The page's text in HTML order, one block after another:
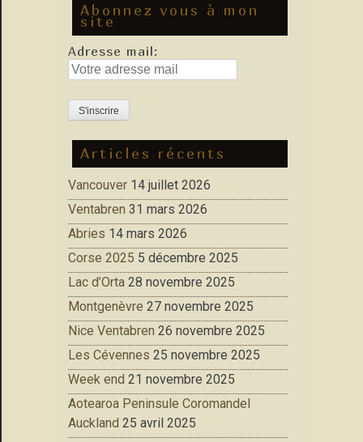
Abonnez vous à mon
site
Adresse mail:
Articles récents
Vancouver 14 juillet 2026
Ventabren 31 mars 2026
Abries 14 mars 2026
Corse 2025 5 décembre 2025
Lac d’Orta 28 novembre 2025
Montgenèvre 27 novembre 2025
Nice Ventabren 26 novembre 2025
Les Cévennes 25 novembre 2025
Week end 21 novembre 2025
Aotearoa Peninsule Coromandel
Auckland 25 avril 2025